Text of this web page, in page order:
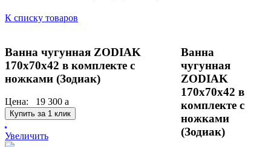
К списку товаров
Ванна чугунная ZODIAK
170x70х42 в комплекте с
ножками (Зодиак)
Цена: 19 300 a
Купить за 1 клик
Увеличить
Ванна
чугунная
ZODIAK
170x70х42 в
комплекте с
ножками
(Зодиак)